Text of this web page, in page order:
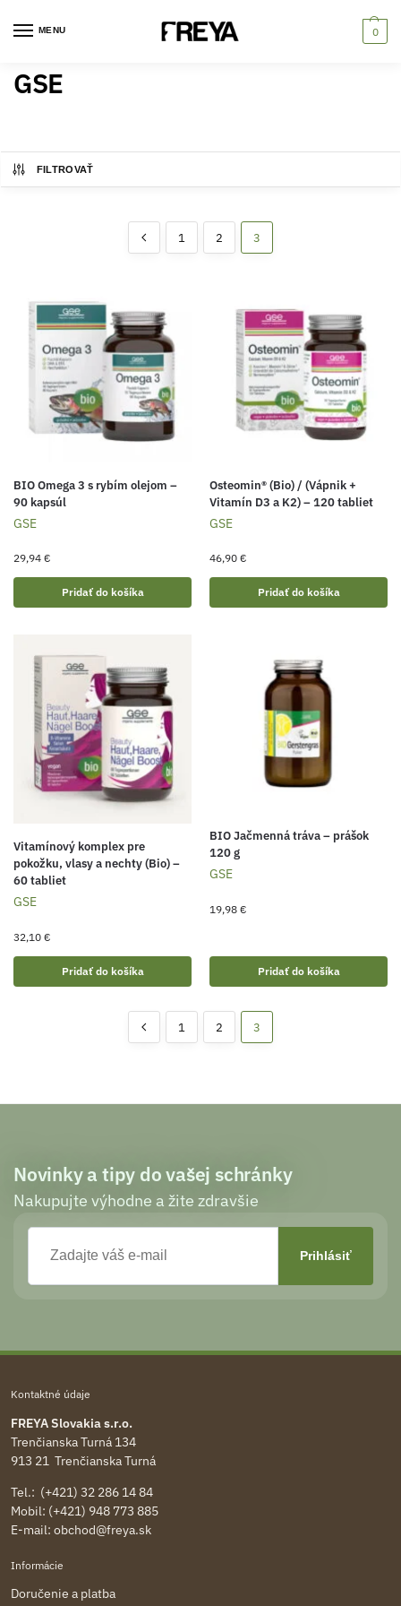
MENU 0
GSE
FILTROVAŤ
1 2 3
BIO Omega 3 s rybím olejom –
90 kapsúl
GSE
29,94 €
Pridať do košíka
Osteomin® (Bio) / (Vápnik +
Vitamín D3 a K2) – 120 tabliet
GSE
46,90 €
Pridať do košíka
Vitamínový komplex pre
pokožku, vlasy a nechty (Bio) –
60 tabliet
GSE
32,10 €
Pridať do košíka
BIO Jačmenná tráva – prášok
120 g
GSE
19,98 €
Pridať do košíka
1 2 3
Novinky a tipy do vašej schránky
Nakupujte výhodne a žite zdravšie
Kontaktné údaje
FREYA Slovakia s.r.o.
Trenčianska Turná 134
913 21 Trenčianska Turná
Tel.: (+421) 32 286 14 84
Mobil: (+421) 948 773 885
E-mail: obchod@freya.sk
Informácie
Doručenie a platba